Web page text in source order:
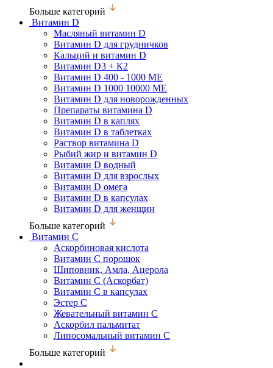
Больше категорий
Витамин D
Масляный витамин D
Витамин D для грудничков
Кальций и витамин D
Витамин D3 + К2
Витамин D 400 - 1000 МЕ
Витамин D 1000 10000 МЕ
Витамин D для новорожденных
Препараты витамина D
Витамин D в каплях
Витамин D в таблетках
Раствор витамина D
Рыбий жир и витамин D
Витамин D водный
Витамин D для взрослых
Витамин D омега
Витамин D в капсулах
Витамин D для женщин
Больше категорий
Витамин С
Аскорбиновая кислота
Витамин С порошок
Шиповник, Амла, Ацерола
Витамин С (Аскорбат)
Витамин С в капсулах
Эстер С
Жевательный витамин С
Аскорбил пальмитат
Липосомальный витамин С
Больше категорий